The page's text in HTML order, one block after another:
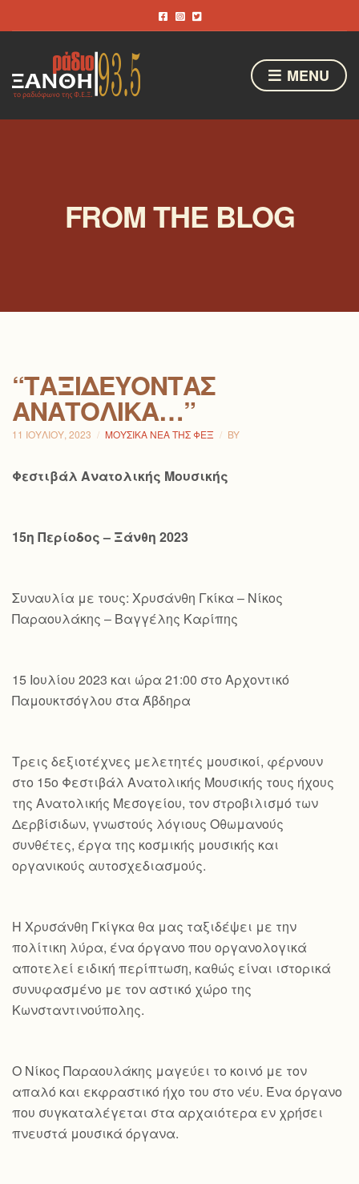
MENU
FROM THE BLOG
“ΤΑΞΙΔΕΎΟΝΤΑΣ
ΑΝΑΤΟΛΙΚΆ…”
11 ΙΟΥΛΊΟΥ, 2023 ΜΟΥΣΙΚΆ ΝΈΑ ΤΗΣ ΦΕΞ BY
Φεστιβάλ Ανατολικής Μουσικής
15η Περίοδος – Ξάνθη 2023
Συναυλία με τους: Χρυσάνθη Γκίκα – Νίκος
Παραουλάκης – Βαγγέλης Καρίπης
15 Ιουλίου 2023 και ώρα 21:00 στο Αρχοντικό
Παμουκτσόγλου στα Άβδηρα
Τρεις δεξιοτέχνες μελετητές μουσικοί, φέρνουν
στο 15ο Φεστιβάλ Ανατολικής Μουσικής τους ήχους
της Ανατολικής Μεσογείου, τον στροβιλισμό των
Δερβίσιδων, γνωστούς λόγιους Οθωμανούς
συνθέτες, έργα της κοσμικής μουσικής και
οργανικούς αυτοσχεδιασμούς.
Η Χρυσάνθη Γκίγκα θα μας ταξιδέψει με την
πολίτικη λύρα, ένα όργανο που οργανολογικά
αποτελεί ειδική περίπτωση, καθώς είναι ιστορικά
συνυφασμένο με τον αστικό χώρο της
Κωνσταντινούπολης.
Ο Νίκος Παραουλάκης μαγεύει το κοινό με τον
απαλό και εκφραστικό ήχο του στο νέυ. Ένα όργανο
που συγκαταλέγεται στα αρχαιότερα εν χρήσει
πνευστά μουσικά όργανα.